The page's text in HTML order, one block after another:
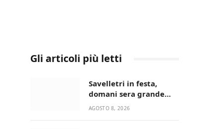
Gli articoli più letti
Savelletri in festa,
domani sera grande
spettacolo con Uccio De
AGOSTO 8, 2026